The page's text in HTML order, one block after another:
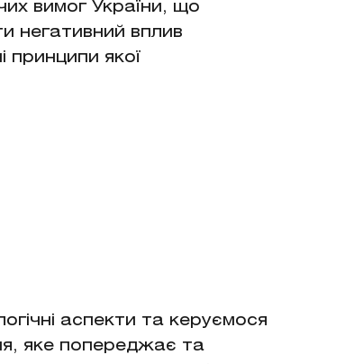
вимог України, що
негативний вплив
принципи якої
аспекти та керуємося
яке попереджає та